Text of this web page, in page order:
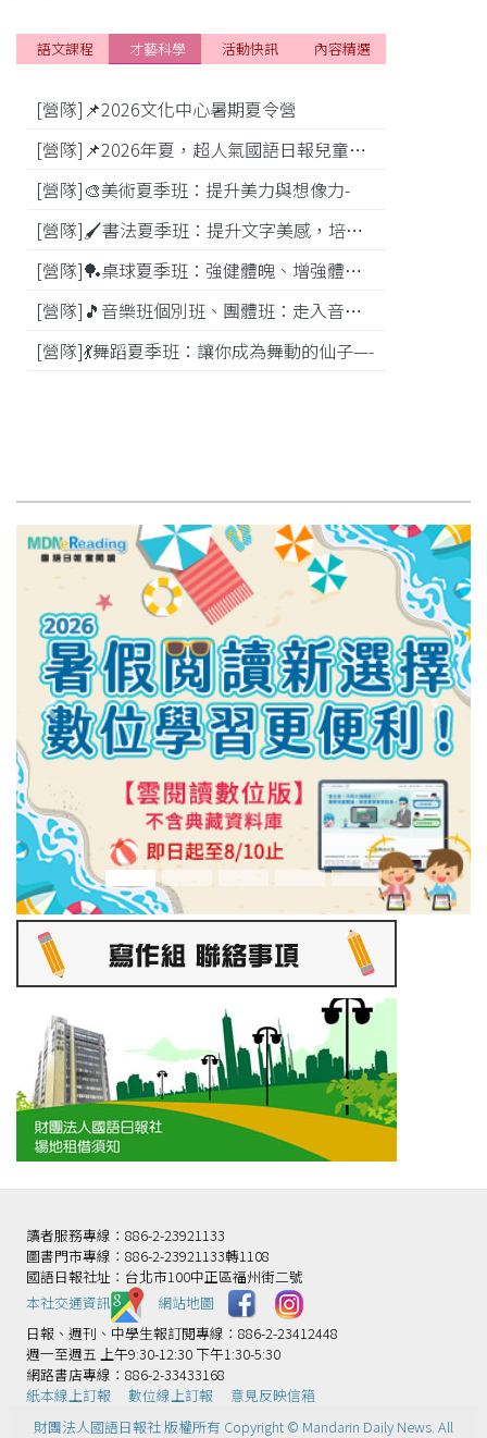
[營隊]📌2026文化中心暑期夏令營
[營隊]📌2026年夏，超人氣國語日報兒童商學院搶先報！
[營隊]🎨美術夏季班：提升美力與想像力-
[營隊]🖌️書法夏季班：提升文字美感，培養專注力—
[營隊]️🏓桌球夏季班：強健體魄、增強體能---
[營隊]🎵️音樂班個別班、團體班：走入音樂世界-
[營隊]💃舞蹈夏季班：讓你成為舞動的仙子—-
語文課程 才藝科學 活動快訊 內容精選
讀者服務專線：886-2-23921133
圖書門市專線：886-2-23921133轉1108
國語日報社址：台北市100中正區福州街二號
本社交通資訊️
網站地圖
日報、週刊、中學生報訂閱專線：886-2-23412448
週一至週五 上午9:30-12:30 下午1:30-5:30
網路書店專線：886-2-33433168
紙本線上訂報
數位線上訂報
意見反映信箱
財團法人國語日報社 版權所有 Copyright © Mandarin Daily News. All